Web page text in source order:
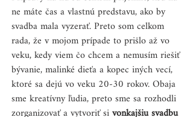
ne máte čas a vlastnú predstavu, ako by
svadba mala vyzerať. Preto som celkom
rada, že v mojom prípade to prišlo až vo
veku, kedy viem čo chcem a nemusím riešiť
bývanie, malinké dieťa a kopec iných vecí,
ktoré sa dejú vo veku 20-30 rokov. Obaja
sme kreatívny ľudia, preto sme sa rozhodli